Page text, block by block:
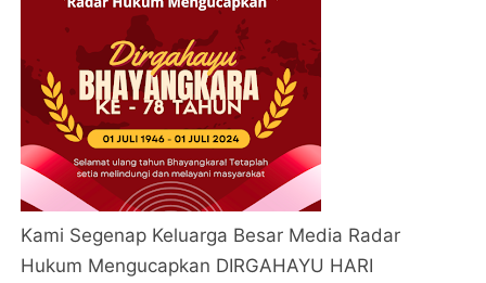
Kami Segenap Keluarga Besar Media Radar
Hukum Mengucapkan DIRGAHAYU HARI